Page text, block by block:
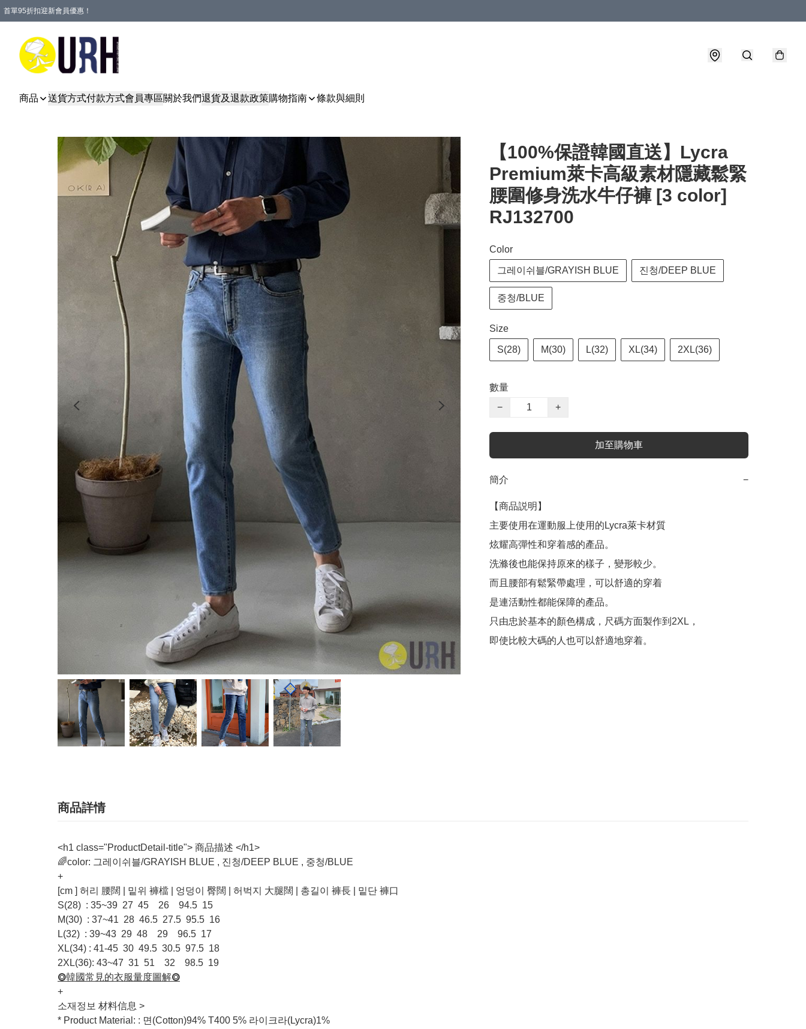
首單95折扣迎新會員優惠！
商品 送貨方式付款方式會員專區關於我們退貨及退款政策購物指南 條款與細則
【100%保證韓國直送】Lycra
Premium萊卡高級素材隱藏鬆緊
腰圍修身洗水牛仔褲 [3 color]
RJ132700
Color
그레이쉬블/GRAYISH BLUE 진청/DEEP BLUE
중청/BLUE
Size
S(28) M(30) L(32) XL(34) 2XL(36)
數量
−
+
加至購物車
簡介 −
【商品説明】
主要使用在運動服上使用的Lycra萊卡材質
炫耀高彈性和穿着感的產品。
洗滌後也能保持原來的樣子，變形較少。
而且腰部有鬆緊帶處理，可以舒適的穿着
是連活動性都能保障的產品。
只由忠於基本的顏色構成，尺碼方面製作到2XL，
即使比較大碼的人也可以舒適地穿着。
商品詳情
<h1 class="ProductDetail-title"> 商品描述 </h1>
🌈color: 그레이쉬블/GRAYISH BLUE , 진청/DEEP BLUE , 중청/BLUE
+
[cm ] 허리 腰闊 | 밑위 褲檔 | 엉덩이 臀闊 | 허벅지 大腿闊 | 총길이 褲長 | 밑단 褲口
S(28) : 35~39 27 45 26 94.5 15
M(30) : 37~41 28 46.5 27.5 95.5 16
L(32) : 39~43 29 48 29 96.5 17
XL(34) : 41-45 30 49.5 30.5 97.5 18
2XL(36): 43~47 31 51 32 98.5 19
⭗韓國常見的衣服量度圖解⭗
+
소재정보 材料信息 >
* Product Material: : 면(Cotton)94% T400 5% 라이크라(Lycra)1%